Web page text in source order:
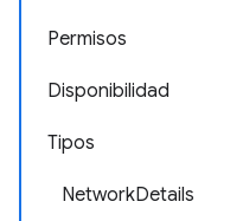
Permisos
Disponibilidad
Tipos
NetworkDetails